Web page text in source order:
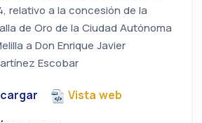
relativo a la concesión de la
de Oro de la Ciudad Autónoma
a Don Enrique Javier
Escobar
Vista web